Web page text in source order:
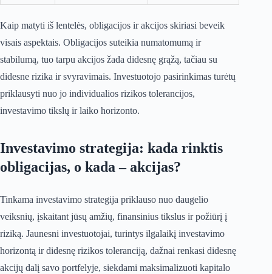
Kaip matyti iš lentelės, obligacijos ir akcijos skiriasi beveik
visais aspektais. Obligacijos suteikia numatomumą ir
stabilumą, tuo tarpu akcijos žada didesnę grąžą, tačiau su
didesne rizika ir svyravimais. Investuotojo pasirinkimas turėtų
priklausyti nuo jo individualios rizikos tolerancijos,
investavimo tikslų ir laiko horizonto.
Investavimo strategija: kada rinktis
obligacijas, o kada – akcijas?
Tinkama investavimo strategija priklauso nuo daugelio
veiksnių, įskaitant jūsų amžių, finansinius tikslus ir požiūrį į
riziką. Jaunesni investuotojai, turintys ilgalaikį investavimo
horizontą ir didesnę rizikos toleranciją, dažnai renkasi didesnę
akcijų dalį savo portfelyje, siekdami maksimalizuoti kapitalo